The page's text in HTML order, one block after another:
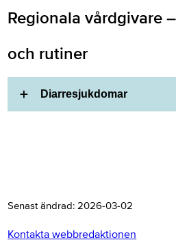
Regionala vårdgivare
och rutiner
Diarresjukdomar
Senast ändrad:2026-03-02
Kontakta webbredaktionen